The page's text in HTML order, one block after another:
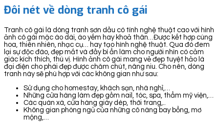
Đôi nét về dòng tranh cô gái
Tranh cô gái là dòng tranh sơn dầu có tính nghệ thuật cao với hình
ảnh cô gái mặc áo dài, áo yếm hay khoả thân…Được kết hợp cùng
hoa, thiên nhiên, nhạc cụ… hay tạo hình nghệ thuật. Qua đó đem
lại sự độc đáo, đẹp mắt và đầy bí ẩn làm cho người nhìn có cảm
giác kích thích, thú vị. Hình ảnh cô gái mang vẻ đẹp tuyệt hảo là
đại điện cho phái đẹp được chăm chút, nâng niu. Cho nên, dòng
tranh này sẽ phù hợp với các không gian như sau:
Sử dụng cho homestay, khách sạn, nhà nghỉ,…
Những cửa hàng làm đẹp gồm nail, tóc, spa, thẩm mỹ viện,…
Các quán xá, cửa hàng giày dép, thời trang,..
Không gian phòng ngủ của những cô nàng bay bổng, mơ
mộng,…